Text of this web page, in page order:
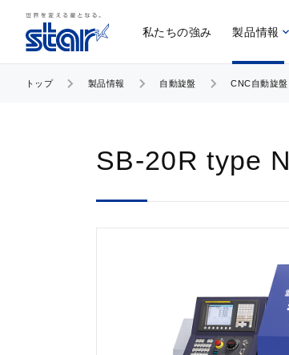
私たちの強み 製品情報
トップ 製品情報 自動旋盤 CNC自動旋盤
SB-20R type N